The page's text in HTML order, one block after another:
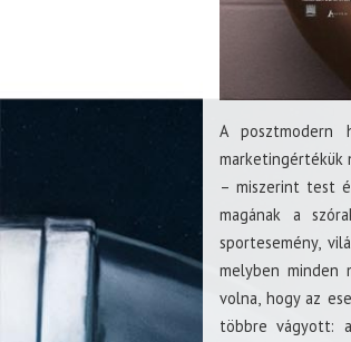
A posztmodern
marketingértékük
– miszerint test
magának a
sportesemény,
melyben minden
volna, hogy az
többre vágyott: